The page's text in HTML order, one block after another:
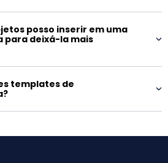
posso inserir em uma
para deixá-la mais
templates de